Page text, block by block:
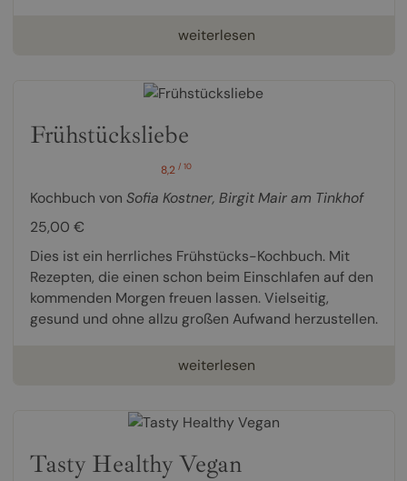
weiterlesen
Frühstücksliebe
8,2/ 10
Kochbuch von Sofia Kostner, Birgit Mair am Tinkhof
25,00 €
Dies ist ein herrliches Frühstücks-Kochbuch. Mit
Rezepten, die einen schon beim Einschlafen auf den
kommenden Morgen freuen lassen. Vielseitig,
gesund und ohne allzu großen Aufwand herzustellen.
weiterlesen
Tasty Healthy Vegan